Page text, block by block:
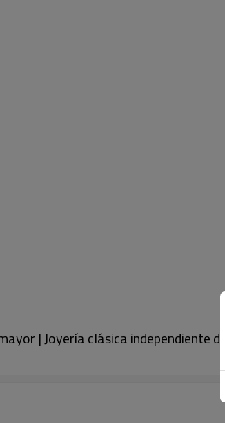
| Joyería clásica independiente